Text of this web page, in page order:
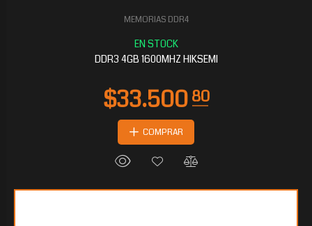
MEMORIAS DDR4
DDR3 4GB 1600MHZ HIKSEMI
COMPRAR